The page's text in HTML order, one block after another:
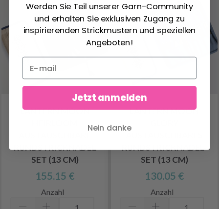
LANTERN MOON
RUNDSTRICKNADEL
SET (13 CM)
155.15 €
Anzahl
LANTERN MOON
RUNDSTRICKNADEL-
SET (13 CM)
130.05 €
Anzahl
Werden Sie Teil unserer Garn-Community
und erhalten Sie exklusiven Zugang zu
inspirierenden Strickmustern und speziellen
Angeboten!
Jetzt anmelden
Nein danke